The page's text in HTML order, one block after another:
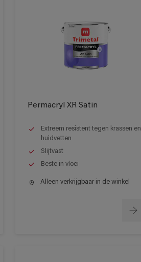
Permacryl XR Satin
Extreem resistent tegen krassen en
huidvetten
Slijtvast
Beste in vloei
Alleen verkrijgbaar in de winkel